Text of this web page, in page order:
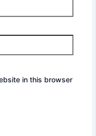
in this browser